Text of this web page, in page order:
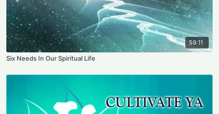
59:11
Six Needs In Our Spiritual Life